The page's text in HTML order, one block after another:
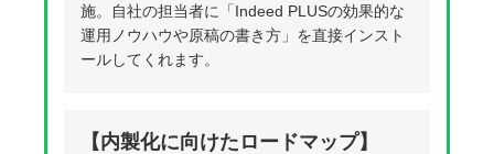
施。自社の担当者に「Indeed PLUSの効果的な
運用ノウハウや原稿の書き方」を直接インスト
ールしてくれます。
【内製化に向けたロードマップ】